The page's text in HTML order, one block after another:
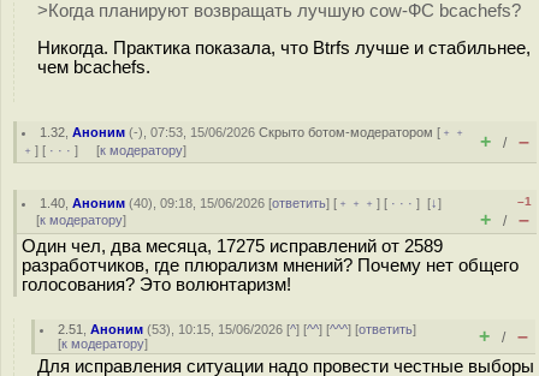
>Когда планируют возвращать лучшую cow-ФС bcachefs?
Никогда. Практика показала, что Btrfs лучше и стабильнее,
чем bcachefs.
1.32 ,Аноним (-), 07:53, 15/06/2026Скрыто ботом-модератором [ ﹢﹢
﹢ ] [ · · · ] [к модератору] + / –
1.40 ,Аноним (40), 09:18, 15/06/2026 [ответить] [ ﹢﹢﹢] [ · · ·][↓]
[к модератору]
–1
+ / –
Один чел, два месяца, 17275 исправлений от 2589
разработчиков, где плюрализм мнений? Почему нет общего
голосования? Это волюнтаризм!
2.51 ,Аноним (53), 10:15, 15/06/2026 [^] [^^] [^^^] [ответить]
[к модератору] + / –
Для исправления ситуации надо провести честные выбopы